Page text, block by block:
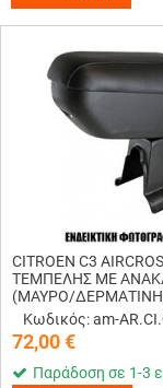
CITROEN C3
ΤΕΜΠΕΛΗΣ ΜΕ
(ΜΑΥΡΟ/
Κωδικός: am-
72,00€
Παράδοση σε 1-3